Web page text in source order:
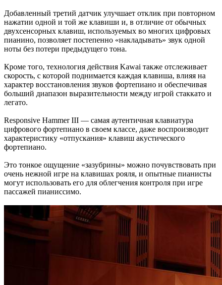
Добавленный третий датчик улучшает отклик при повторном
нажатии одной и той же клавиши и, в отличие от обычных
двухсенсорных клавиш, используемых во многих цифровых
пианино, позволяет постепенно «накладывать» звук одной
ноты без потери предыдущего тона.
Кроме того, технология действия Kawai также отслеживает
скорость, с которой поднимается каждая клавиша, влияя на
характер восстановления звуков фортепиано и обеспечивая
больший диапазон выразительности между игрой стаккато и
легато.
Responsive Hammer III — самая аутентичная клавиатура
цифрового фортепиано в своем классе, даже воспроизводит
характеристику «отпускания» клавиш акустического
фортепиано.
Это тонкое ощущение «зазубрины» можно почувствовать при
очень нежной игре на клавишах рояля, и опытные пианисты
могут использовать его для облегчения контроля при игре
пассажей пианиссимо.